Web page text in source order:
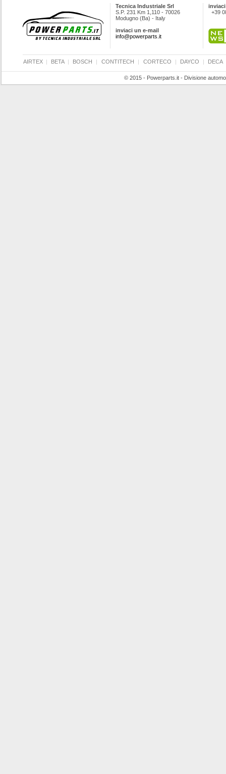
Tecnica Industriale Srl
S.P. 231 Km 1,110 - 70026
Modugno (Ba) - Italy
inviaci un e-mail
info@powerparts.it
+39
AIRTEX | BETA | BOSCH | CONTITECH | CORTECO | DAYCO | DECA
© 2015 - Powerparts.it - Divisione